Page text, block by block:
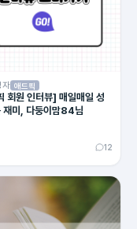
자 애드픽
회원 인터뷰] 매일매일 성
재미, 다둥이맘84님
12